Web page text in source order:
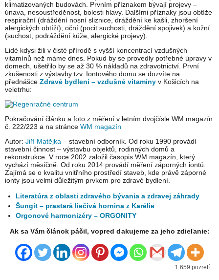
klimatizovaných budovách. Prvním příznakem bývají projevy –
únava, nesoustředěnost, bolesti hlavy. Dalšími příznaky jsou obtíže
respirační (dráždění nosní sliznice, dráždění ke kašli, zhoršení
alergických obtíží), oční (pocit suchosti, dráždění spojivek) a kožní
(suchost, podráždění kůže, alergické projevy).
Lidé kdysi žili v čisté přírodě s vyšší koncentrací vzdušných
vitamínů než máme dnes. Pokud by se provedly potřebné úpravy v
domech, ušetřilo by se až 30 % nákladů na zdravotnictví. První
zkušenosti z výstavby tzv. Iontového domu se dozvíte na
přednášce Zdravé bydlení – vzdušné vitamíny v Košicích na
veletrhu:
Pokračování článku a foto z měření v letním dvojčísle WM magazín
č. 222/223 a na stránce WM magazín
Autor: Jiří Matějka – stavební odborník. Od roku 1990 provádí
stavební činnost – výstavbu objektů, rodinných domů a
rekonstrukce. V roce 2002 založil časopis WM magazín, který
vychází měsíčně. Od roku 2014 provádí měření záporných iontů.
Zajímá se o kvalitu vnitřního prostředí staveb, kde právě záporné
ionty jsou velmi důležitým prvkem pro zdravé bydlení.
Literatúra z oblasti zdravého bývania a zdravej záhrady
Šungit – prastará liečivá hornina z Karélie
Orgonové harmonizéry – ORGONITY
Ak sa Vám článok páčil, vopred ďakujeme za jeho zdieľanie:
1 659 pozretí